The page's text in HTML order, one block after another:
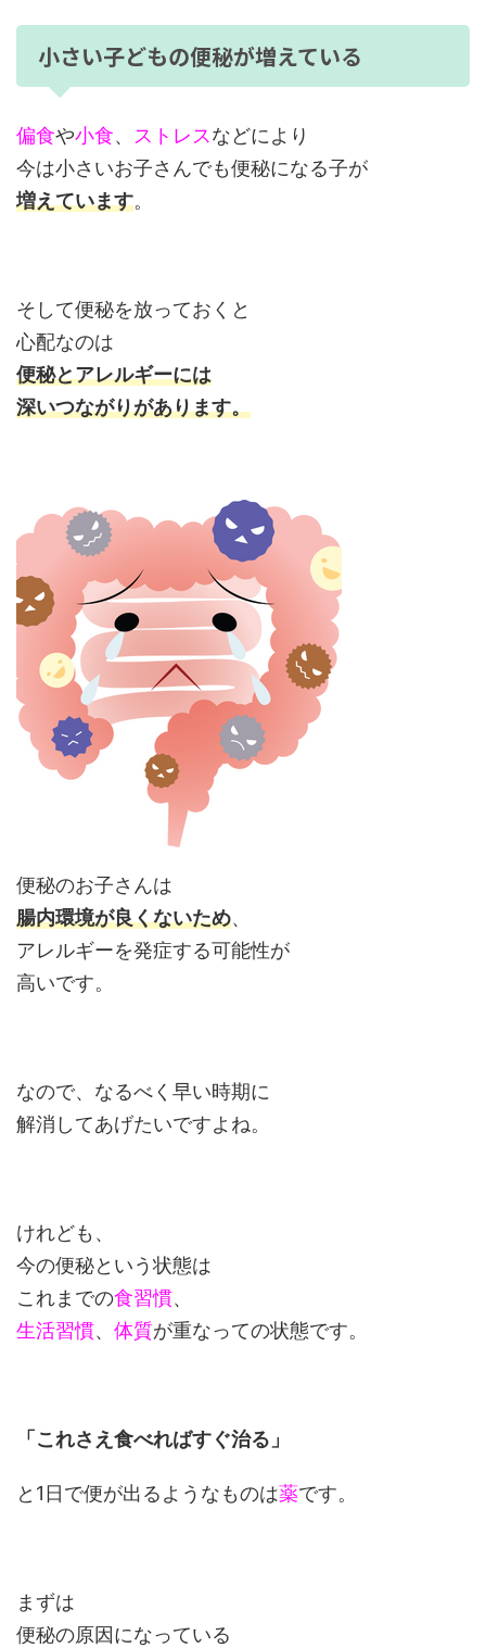
小さい子どもの便秘が増えている
偏食や小食、 ストレスなどにより
今は小さいお子さんでも便秘になる子が
増えています。
そして便秘を放っておくと
心配なのは
便秘とアレルギーには
深いつながりがあります。
便秘のお子さんは
腸内環境が良くないため、
アレルギーを発症する可能性が
高いです。
なので、なるべく早い時期に
解消してあげたいですよね。
けれども、
今の便秘という状態は
これまでの食習慣、
生活習慣、 体質が重なっての状態です。
「これさえ食べればすぐ治る」
と1日で便が出るようなものは薬です。
まずは
便秘の原因になっている